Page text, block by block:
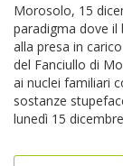
Morosolo, 15
paradigma dove il
alla presa in
del Fanciullo di
ai nuclei familiari
sostanze
lunedì 15